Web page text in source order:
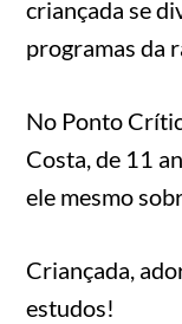
criançada se
programas da
No Ponto
Costa, de 11
ele mesmo
Criançada,
estudos!